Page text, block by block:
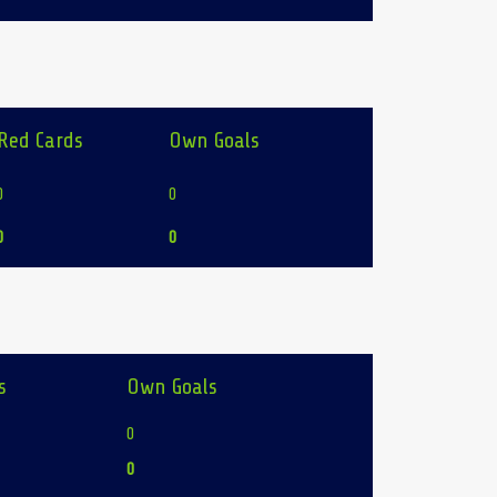
Red Cards Own Goals
0
0
Own Goals
0
0